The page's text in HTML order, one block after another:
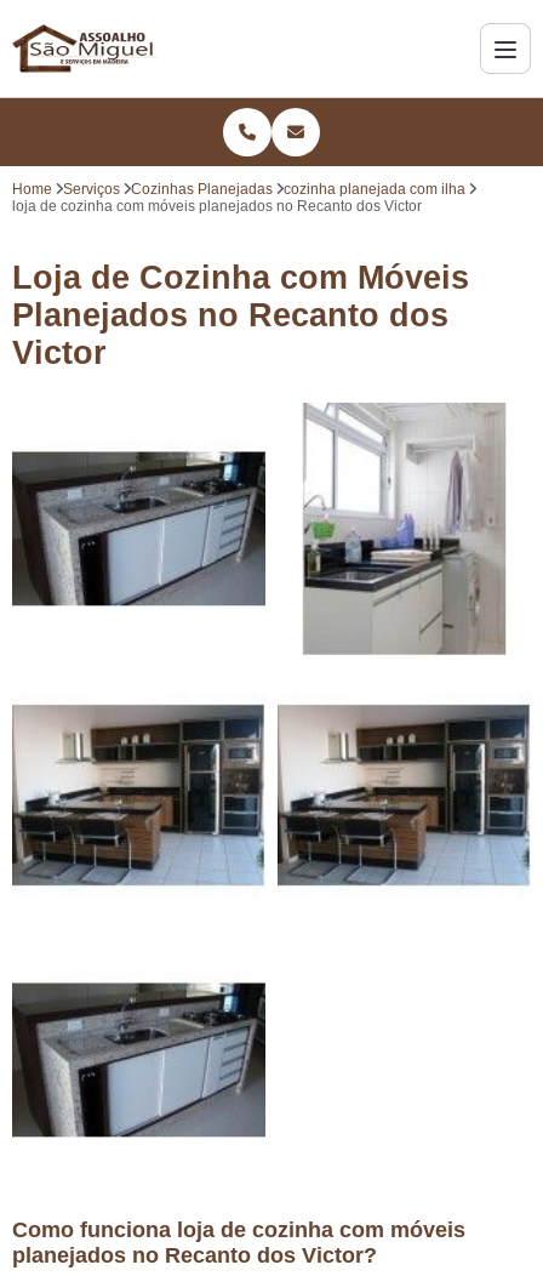
Home Serviços Cozinhas Planejadas
cozinha planejada com ilha
loja de cozinha com móveis planejados no Recanto dos Victor
Loja de Cozinha com Móveis
Planejados no Recanto dos
Victor
Como funciona loja de cozinha com móveis
planejados no Recanto dos Victor?